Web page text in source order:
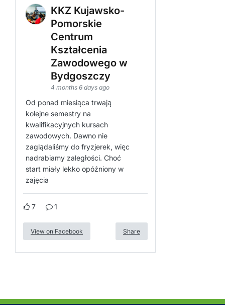
KKZ Kujawsko-
Pomorskie
Centrum
Kształcenia
Zawodowego w
Bydgoszczy
4 months 6 days ago
Od ponad miesiąca trwają
kolejne semestry na
kwalifikacyjnych kursach
zawodowych. Dawno nie
zaglądaliśmy do fryzjerek, więc
nadrabiamy zaległości. Choć
start miały lekko opóźniony w
zajęcia
7 1
View on Facebook Share